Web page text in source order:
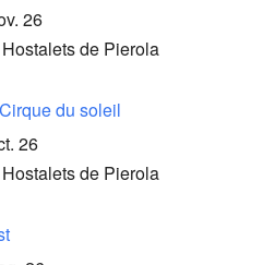
26
de Pierola
du soleil
26
de Pierola